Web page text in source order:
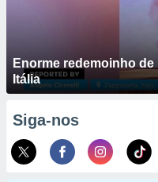
Enorme redemoinho
Itália
Siga-nos